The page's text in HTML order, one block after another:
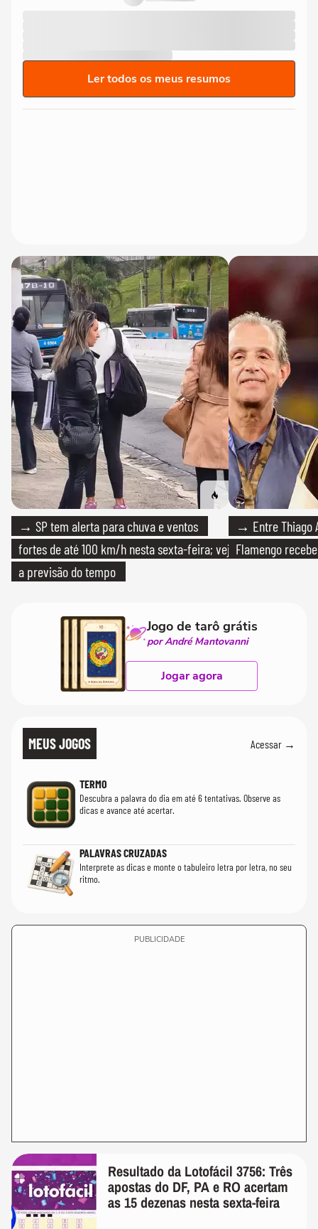
Ler todos os meus resumos
→ SP tem alerta para chuva e ventos
fortes de até 100 km/h nesta sexta-feira; veja
a previsão do tempo
→ Entre Thiago
Flamengo
Jogo de tarô grátis
por André Mantovanni
Jogar agora
MEUS JOGOS Acessar →
TERMO
Descubra a palavra do dia em até 6 tentativas. Observe as
dicas e avance até acertar.
PALAVRAS CRUZADAS
Interprete as dicas e monte o tabuleiro letra por letra, no seu
ritmo.
PUBLICIDADE
Resultado da Lotofácil 3756: Três
apostas do DF, PA e RO acertam
as 15 dezenas nesta sexta-feira